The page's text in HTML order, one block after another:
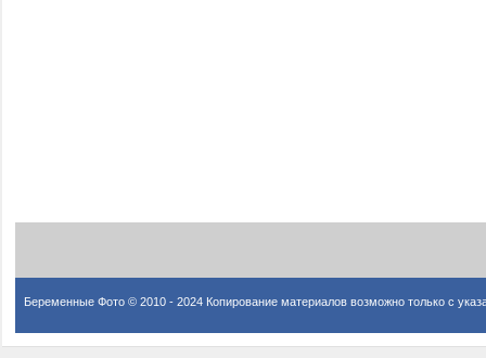
Беременные Фото © 2010 - 2024 Копирование материалов возможно только с